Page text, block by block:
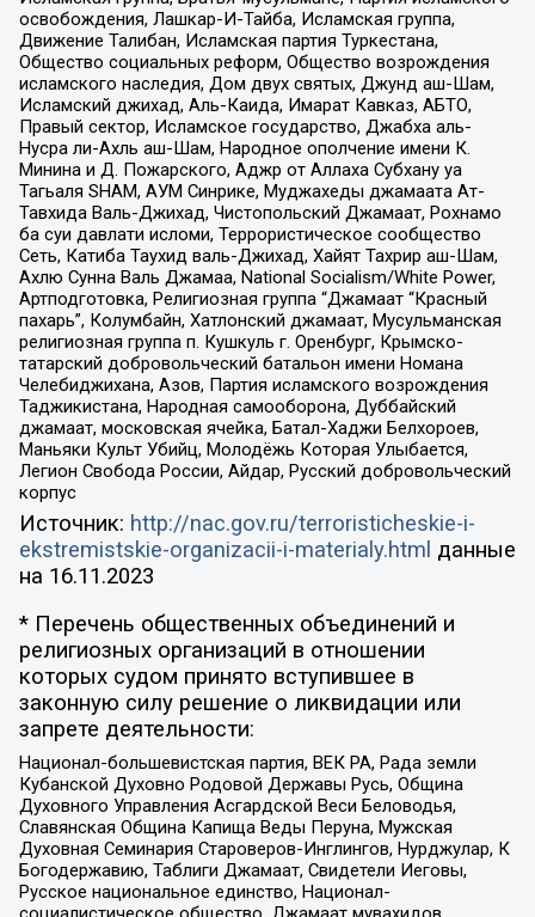
освобождения, Лашкар-И-Тайба, Исламская группа,
Движение Талибан, Исламская партия Туркестана,
Общество социальных реформ, Общество возрождения
исламского наследия, Дом двух святых, Джунд аш-Шам,
Исламский джихад, Аль-Каида, Имарат Кавказ, АБТО,
Правый сектор, Исламское государство, Джабха аль-
Нусра ли-Ахль аш-Шам, Народное ополчение имени К.
Минина и Д. Пожарского, Аджр от Аллаха Субхану уа
Тагьаля SHAM, АУМ Синрике, Муджахеды джамаата Ат-
Тавхида Валь-Джихад, Чистопольский Джамаат, Рохнамо
ба суи давлати исломи, Террористическое сообщество
Сеть, Катиба Таухид валь-Джихад, Хайят Тахрир аш-Шам,
Ахлю Сунна Валь Джамаа, National Socialism/White Power,
Артподготовка, Религиозная группа “Джамаат “Красный
пахарь”, Колумбайн, Хатлонский джамаат, Мусульманская
религиозная группа п. Кушкуль г. Оренбург, Крымско-
татарский добровольческий батальон имени Номана
Челебиджихана, Азов, Партия исламского возрождения
Таджикистана, Народная самооборона, Дуббайский
джамаат, московская ячейка, Батал-Хаджи Белхороев,
Маньяки Культ Убийц, Молодёжь Которая Улыбается,
Легион Свобода России, Айдар, Русский добровольческий
корпус
Источник: http://nac.gov.ru/terroristicheskie-i-
ekstremistskie-organizacii-i-materialy.html данные
на 16.11.2023
* Перечень общественных объединений и
религиозных организаций в отношении
которых судом принято вступившее в
законную силу решение о ликвидации или
запрете деятельности:
Национал-большевистская партия, ВЕК РА, Рада земли
Кубанской Духовно Родовой Державы Русь, Община
Духовного Управления Асгардской Веси Беловодья,
Славянская Община Капища Веды Перуна, Мужская
Духовная Семинария Староверов-Инглингов, Нурджулар, К
Богодержавию, Таблиги Джамаат, Свидетели Иеговы,
Русское национальное единство, Национал-